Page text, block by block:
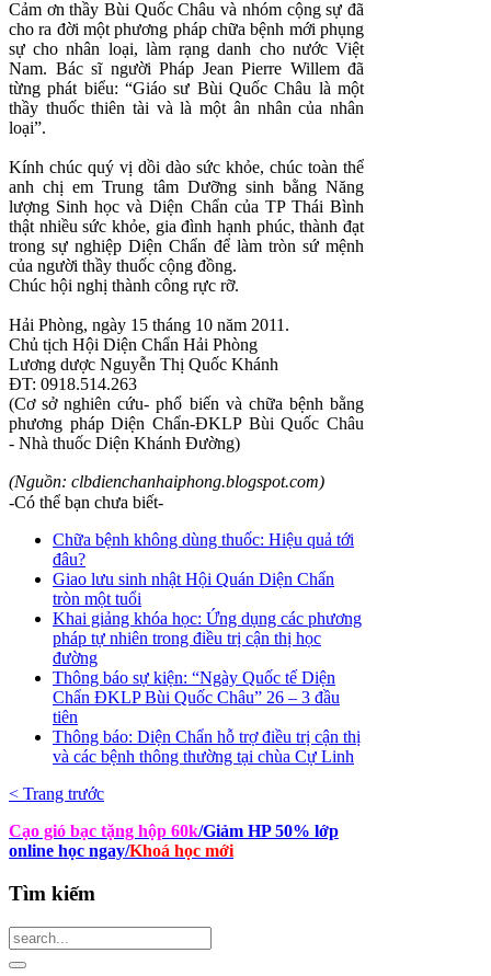
Cảm ơn thầy Bùi Quốc Châu và nhóm cộng sự đã
cho ra đời một phương pháp chữa bệnh mới phụng
sự cho nhân loại, làm rạng danh cho nước Việt
Nam. Bác sĩ người Pháp Jean Pierre Willem đã
từng phát biểu: “Giáo sư Bùi Quốc Châu là một
thầy thuốc thiên tài và là một ân nhân của nhân
loại”.
Kính chúc quý vị dồi dào sức khỏe, chúc toàn thể
anh chị em Trung tâm Dưỡng sinh bằng Năng
lượng Sinh học và Diện Chẩn của TP Thái Bình
thật nhiều sức khỏe, gia đình hạnh phúc, thành đạt
trong sự nghiệp Diện Chẩn để làm tròn sứ mệnh
của người thầy thuốc cộng đồng.
Chúc hội nghị thành công rực rỡ.
Hải Phòng, ngày 15 tháng 10 năm 2011.
Chủ tịch Hội Diện Chẩn Hải Phòng
Lương dược Nguyễn Thị Quốc Khánh
ĐT: 0918.514.263
(Cơ sở nghiên cứu- phổ biến và chữa bệnh bằng
phương pháp Diện Chẩn-ĐKLP Bùi Quốc Châu
- Nhà thuốc Diện Khánh Đường)
(Nguồn: clbdienchanhaiphong.blogspot.com)
-Có thể bạn chưa biết-
Chữa bệnh không dùng thuốc: Hiệu quả tới
đâu?
Giao lưu sinh nhật Hội Quán Diện Chẩn
tròn một tuổi
Khai giảng khóa học: Ứng dụng các phương
pháp tự nhiên trong điều trị cận thị học
đường
Thông báo sự kiện: “Ngày Quốc tế Diện
Chẩn ĐKLP Bùi Quốc Châu” 26 – 3 đầu
tiên
Thông báo: Diện Chẩn hỗ trợ điều trị cận thị
và các bệnh thông thường tại chùa Cự Linh
< Trang trước
Cạo gió bạc tặng hộp 60k/Giảm HP 50% lớp
online học ngay/Khoá học mới
Tìm kiếm